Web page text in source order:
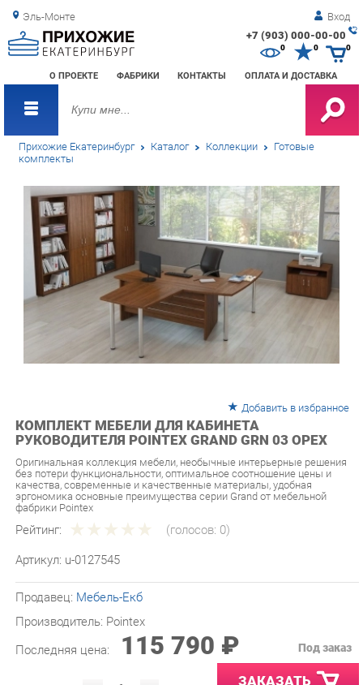
Эль-Монте Вход
+7 (903) 000-00-00
О ПРОЕКТЕ ФАБРИКИ КОНТАКТЫ ОПЛАТА И ДОСТАВКА
0 0
Прихожие Екатеринбург Каталог Коллекции Готовые
комплекты
КОМПЛЕКТ МЕБЕЛИ ДЛЯ КАБИНЕТА
РУКОВОДИТЕЛЯ POINTEX GRAND GRN 03 ОРЕХ
Оригинальная коллекция мебели, необычные интерьерные решения
качества, современные и качественные материалы, удобная
эргономика основные преимущества серии Grand от мебельной
фабрики Pointex
Рейтинг:
Артикул: u-0127545
Производитель:Pointex
Последняя цена: 115 790 ₽
- ЗАКАЗАТЬ